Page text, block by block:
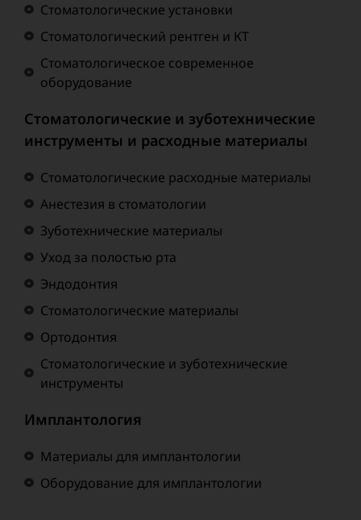
Стоматологические установки
Стоматологический рентген и КТ
Стоматологическое современное
оборудование
Стоматологические и зуботехнические
инструменты и расходные материалы
Стоматологические расходные материалы
Анестезия в стоматологии
Зуботехнические материалы
Уход за полостью рта
Эндодонтия
Стоматологические материалы
Ортодонтия
Стоматологические и зуботехнические
инструменты
Имплантология
Материалы для имплантологии
Оборудование для имплантологии